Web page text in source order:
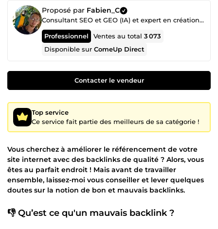
Proposé par Fabien_C
Consultant SEO et GEO (IA) et expert en création de sites internet WordPress
Professionnel Ventes au total3 073
Disponible surComeUp Direct
Contacter le vendeur
Top service
Ce service fait partie des meilleurs de sa catégorie !
Vous cherchez à améliorer le référencement de votre
site internet avec des backlinks de qualité ? Alors, vous
êtes au parfait endroit ! Mais avant de travailler
ensemble, laissez-moi vous conseiller et lever quelques
doutes sur la notion de bon et mauvais backlinks.
👎 Qu’est ce qu'un mauvais backlink ?